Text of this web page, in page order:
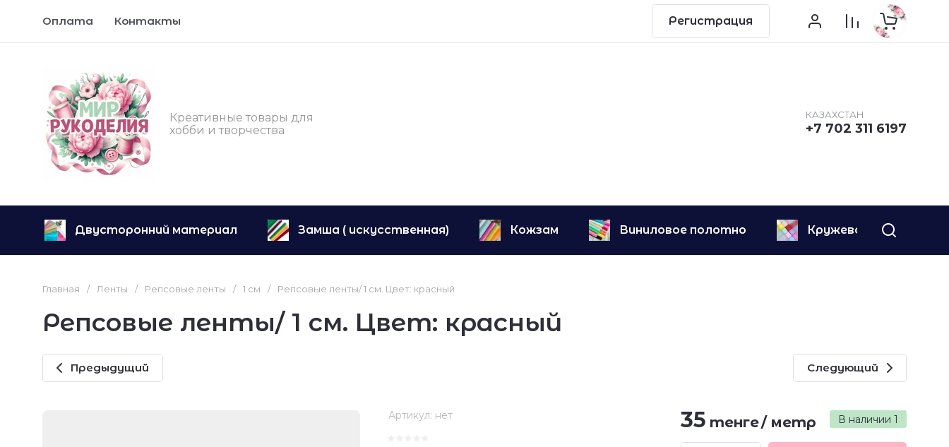
Оплата Контакты Регистрация
Креативные товары для
хобби и творчества
КАЗАХСТАН
+7 702 311 6197
Двусторонний материал Замша ( искусственная) Кожзам Виниловое полотно Кружево
Главная / Ленты / Репсовые ленты / 1 см / Репсовые ленты/ 1 см. Цвет: красный
Репсовые ленты/ 1 см. Цвет: красный
Предыдущий Следующий
Артикул: нет В наличии 1
35 тенге/метр